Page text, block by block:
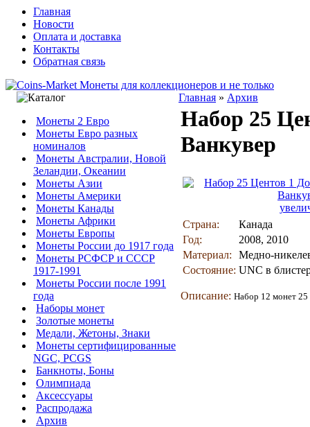
Главная
Новости
Оплата и доставка
Контакты
Обратная связь
Монеты 2 Евро
Монеты Евро разных
номиналов
Монеты Австралии, Новой
Зеландии, Океании
Монеты Азии
Монеты Америки
Монеты Канады
Монеты Африки
Монеты Европы
Монеты России до 1917 года
Монеты РСФСР и СССР
1917-1991
Монеты России после 1991
года
Наборы монет
Золотые монеты
Медали, Жетоны, Знаки
Монеты сертифицированные
NGC, PCGS
Банкноты, Боны
Олимпиада
Аксессуары
Распродажа
Архив
Главная » Архив
Набор 25
Ванкувер
Страна:
Канада
Год:
2008, 2010
Материал:
Медно-
Состояние: UNC в
Описание: Набор 12 монет